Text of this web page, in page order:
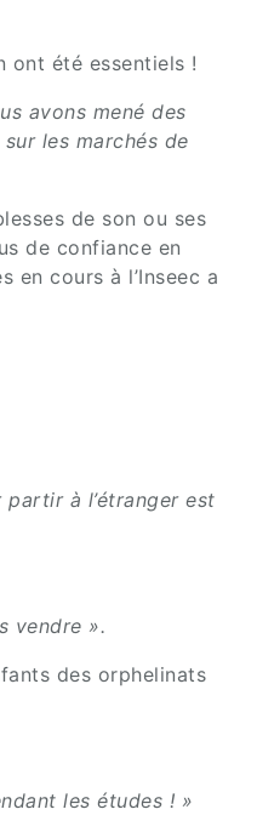
ont été essentiels !
avons mené des
les marchés de
de son ou ses
de confiance en
en cours à l’Inseec a
à l’étranger est
vendre ».
des orphelinats
les études ! »